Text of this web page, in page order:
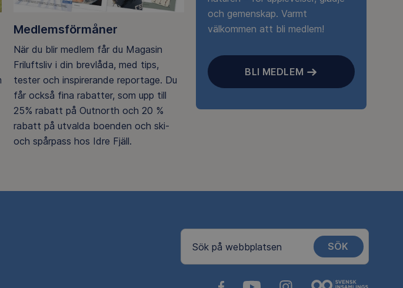
Medlemsförmåner
När du blir medlem får du Magasin
Friluftsliv i din brevlåda, med tips,
tester och inspirerande reportage. Du
får också fina rabatter, som upp till
25% rabatt på Outnorth och 20 %
rabatt på utvalda boenden och ski-
och spårpass hos Idre Fjäll.
och gemenskap. Varmt
välkommen att bli medlem!
BLI MEDLEM
Sök på webbplatsen SÖK